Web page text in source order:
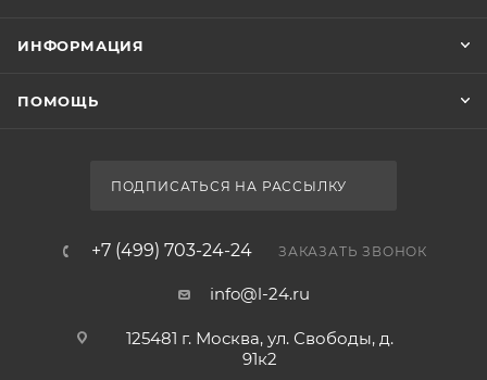
ИНФОРМАЦИЯ
ПОМОЩЬ
ПОДПИСАТЬСЯ НА РАССЫЛКУ
+7 (499) 703-24-24 ЗАКАЗАТЬ ЗВОНОК
info@l-24.ru
125481 г. Москва, ул. Свободы, д.
91к2